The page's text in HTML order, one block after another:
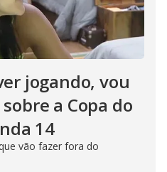
jogando, vou
a Copa do
14
vão fazer fora do